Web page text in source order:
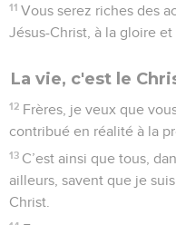
11 Vous serez riches des
Jésus-Christ, à la gloire et
La vie, c'est le
12 Frères, je veux que
contribué en réalité à la
13 C’est ainsi que tous,
ailleurs, savent que je
Christ.